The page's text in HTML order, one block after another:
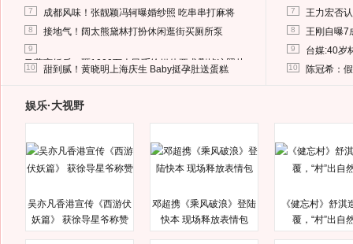
7 成都风味！张靓颖冯轲曝婚纱照 吃串串打麻将
8 接地气！阔太熊黛林打扮休闲逛街买厕所泵
9
马蓉离婚后，砸1000万人民币给媒体要求删掉这照片
10 甜到腻！黄晓明上海庆生 Baby挺孕肚送蛋糕
7 王力宏否
8 王刚自曝7
9 台媒:40岁
10 陈冠希：
娱乐·大视野
吴亦凡香港宣传《西游伏
妖篇》 获徐导星爷称赞
邓超携《乘风破浪》登陆
快本 现场释放表情包
《健忘村》舒淇
覆，“村”出自